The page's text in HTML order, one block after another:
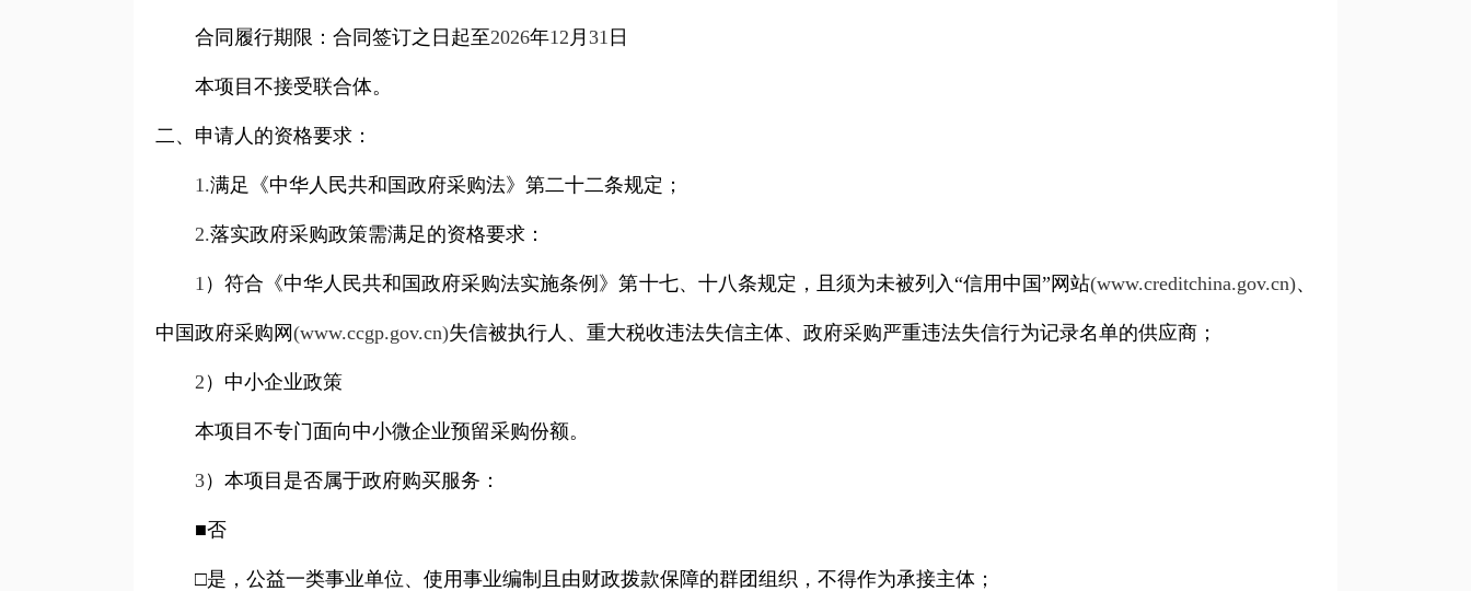
合同履行期限：合同签订之日起至2026年12 月 31 日
本项目不接受联合体。
二、申请人的资格要求：
1.满足《中华人民共和国政府采购法》第二十二条规定；
2.落实政府采购政策需满足的资格要求：
1 ）符合《中华人民共和国政府采购法实施条例》第十七、十八条规定，且须为未被列入“信用中国”网站(www.creditchina.gov.cn)、
中国政府采购网 (www.ccgp.gov.cn)失信被执行人、重大税收违法失信主体、政府采购严重违法失信行为记录名单的供应商；
2 ）中小企业政策
本项目不专门面向中小微企业预留采购份额。
3）本项目是否属于政府购买服务：
■否
□是，公益一类事业单位、使用事业编制且由财政拨款保障的群团组织，不得作为承接主体；